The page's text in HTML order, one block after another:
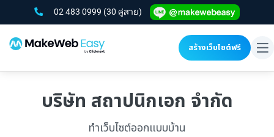
02 483 0999 (30 คู่สาย)
สร้างเว็บไซต์ฟรี
บริษัท สถาปนิกเอก จำกัด
ทำเว็บไซต์ออกแบบบ้าน